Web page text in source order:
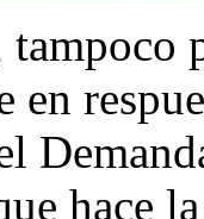
tampoco
en
hace